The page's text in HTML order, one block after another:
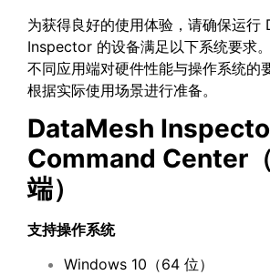
为获得良好的使用体验，请确保运行
Inspector 的设备满足以下系统要求。
不同应用端对硬件性能与操作系统的
根据实际使用场景进行准备。
DataMesh
Command Center
端）
支持操作系统
Windows 10（64 位）